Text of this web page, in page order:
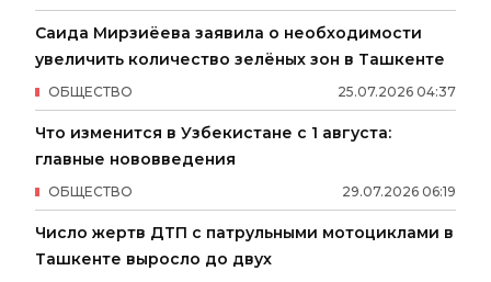
Саида Мирзиёева заявила о необходимости
увеличить количество зелёных зон в Ташкенте
25.07.2026 04:37
ОБЩЕСТВО
Что изменится в Узбекистане с 1 августа:
главные нововведения
29.07.2026 06:19
ОБЩЕСТВО
Число жертв ДТП с патрульными мотоциклами в
Ташкенте выросло до двух